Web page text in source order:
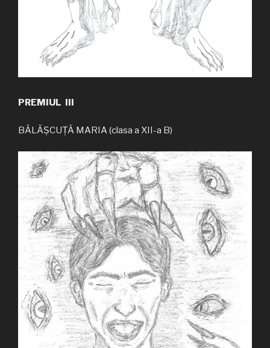
PREMIUL III
BĂLĂȘCUȚĂ MARIA (clasa a XII-a B)